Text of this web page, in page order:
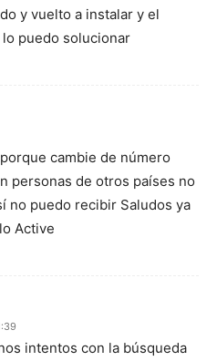
y vuelto a instalar y el
puedo solucionar
cambie de número
personas de otros países no
no puedo recibir Saludos ya
Active
intentos con la búsqueda